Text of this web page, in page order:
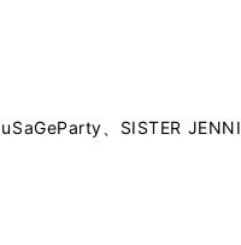
、SISTER JENNI